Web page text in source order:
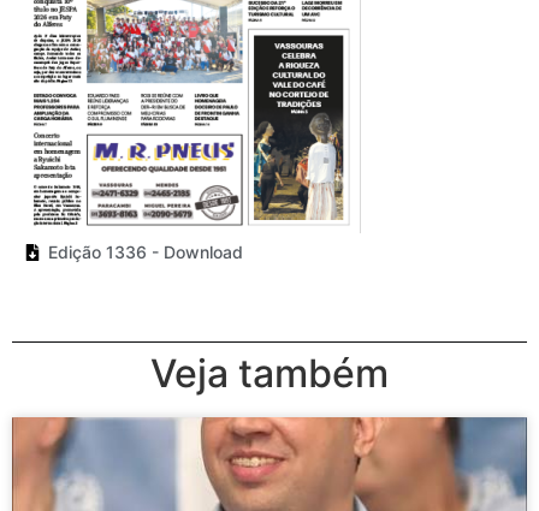
Edição 1336 - Download
Veja também